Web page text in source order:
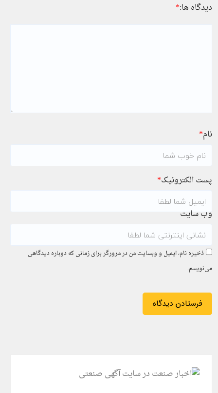
دیدگاه ها:*
نام*
پست الکترونیک*
وب سایت
ذخیره نام، ایمیل و وبسایت من در مرورگر برای زمانی که دوباره دیدگاهی
می‌نویسم.